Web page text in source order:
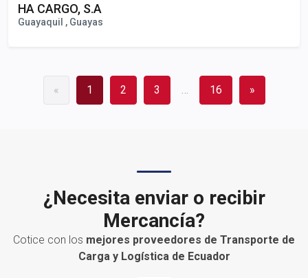
HA CARGO, S.A
Guayaquil , Guayas
« 1 2 3 … 16 »
¿Necesita enviar o recibir
Mercancía?
Cotice con los mejores proveedores de Transporte de
Carga y Logística de Ecuador